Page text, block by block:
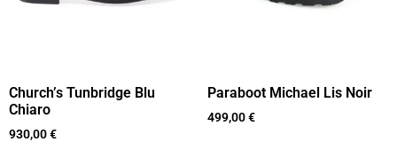
Church’s Tunbridge Blu
Chiaro
930,00€
Paraboot Michael Lis Noir
499,00€